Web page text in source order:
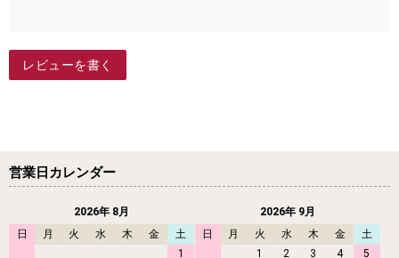
レビューを書く
営業日カレンダー
2026年 8月
日
月 火 水 木 金
土
1
2026年 9月
日
月 火 水 木 金
土
1
2 3 4
5